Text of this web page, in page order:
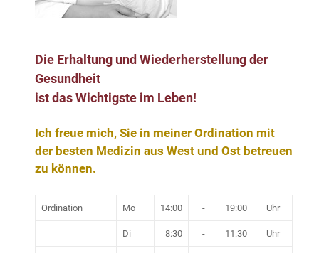
Die Erhaltung und Wiederherstellung der
Gesundheit
ist das Wichtigste im Leben!
Ich freue mich, Sie in meiner Ordination mit
der besten Medizin aus West und Ost betreuen
zu können.
Ordination Mo 14:00 - 19:00 Uhr
Di 8:30 - 11:30 Uhr